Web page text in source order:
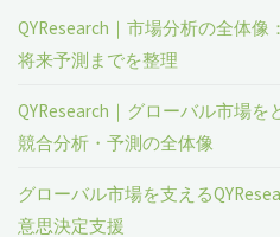
QYResearch｜市場分析の全体像
将来予測までを整理
QYResearch｜グローバル市場を
競合分析・予測の全体像
グローバル市場を支える
意思決定支援